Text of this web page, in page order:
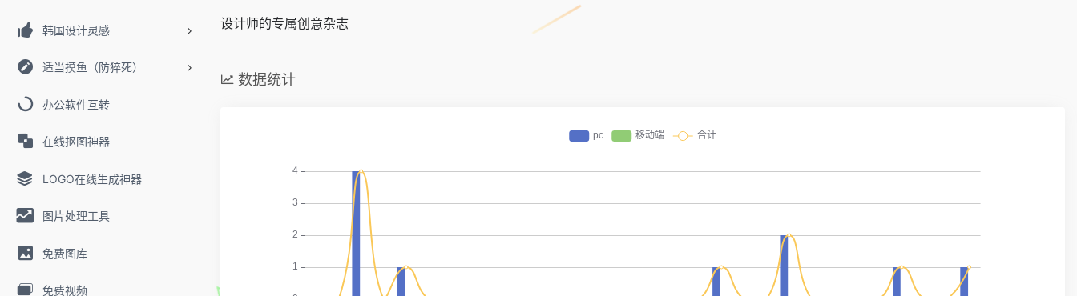
韩国设计灵感
适当摸鱼（防猝死）
办公软件互转
在线抠图神器
LOGO在线生成神器
图片处理工具
免费图库
免费视频
设计师的专属创意杂志
数据统计